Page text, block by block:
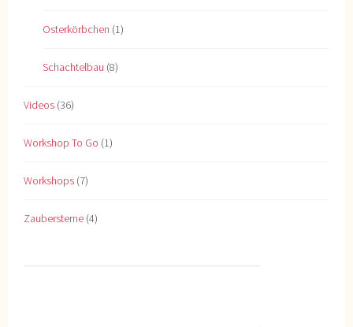
Osterkörbchen (1)
Schachtelbau (8)
Videos (36)
Workshop To Go (1)
Workshops (7)
Zaubersterne (4)